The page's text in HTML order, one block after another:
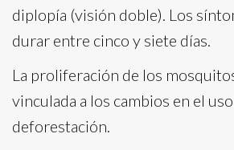
diplopía (visión doble). Los
durar entre cinco y siete días.
La proliferación de los
vinculada a los cambios en el
deforestación.